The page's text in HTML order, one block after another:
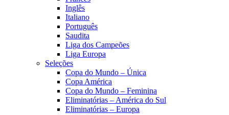
Inglês
Italiano
Português
Saudita
Liga dos Campeões
Liga Europa
Seleções
Copa do Mundo – Única
Copa América
Copa do Mundo – Feminina
Eliminatórias – América do Sul
Eliminatórias – Europa